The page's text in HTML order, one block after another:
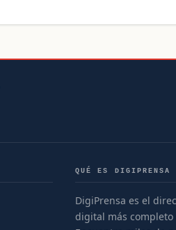
QUÉ ES DIGIPRENSA
DigiPrensa es el
digital más